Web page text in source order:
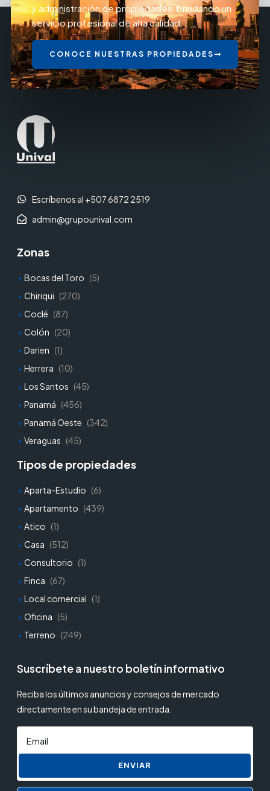
y administración de propiedades, brindando un
servicio profesional de alta calidad.
CONOCE NUESTRAS PROPIEDADES
Escríbenos al +507 6872 2519
admin@grupounival.com
Zonas
Bocas del Toro (5)
Chiriqui (270)
Coclé (87)
Colón (20)
Darien (1)
Herrera (10)
Los Santos (45)
Panamá (456)
Panamá Oeste (342)
Veraguas (45)
Tipos de propiedades
Aparta-Estudio (6)
Apartamento (439)
Atico (1)
Casa (512)
Consultorio (1)
Finca (67)
Local comercial (1)
Oficina (5)
Terreno (249)
Suscríbete a nuestro boletín informativo
Reciba los últimos anuncios y consejos de mercado
directamente en su bandeja de entrada.
ENVIAR